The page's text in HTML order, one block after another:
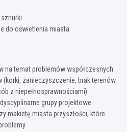
do oświetlenia miasta
na temat problemów współczesnych
zanieczyszczenie, brak terenów
z niepełnosprawnościami)
grupy projektowe
makietę miasta przyszłości, które